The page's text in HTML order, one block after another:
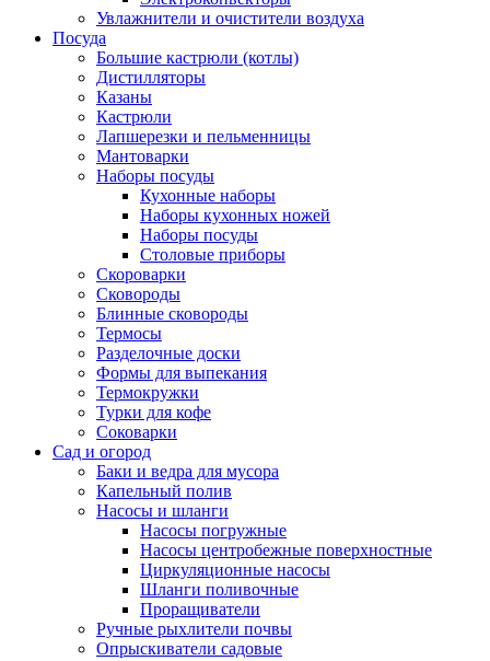
Увлажнители и очистители воздуха
Посуда
Большие кастрюли (котлы)
Дистилляторы
Казаны
Кастрюли
Лапшерезки и пельменницы
Мантоварки
Наборы посуды
Кухонные наборы
Наборы кухонных ножей
Наборы посуды
Столовые приборы
Скороварки
Сковороды
Блинные сковороды
Термосы
Разделочные доски
Формы для выпекания
Термокружки
Турки для кофе
Соковарки
Сад и огород
Баки и ведра для мусора
Капельный полив
Насосы и шланги
Насосы погружные
Насосы центробежные поверхностные
Циркуляционные насосы
Шланги поливочные
Проращиватели
Ручные рыхлители почвы
Опрыскиватели садовые